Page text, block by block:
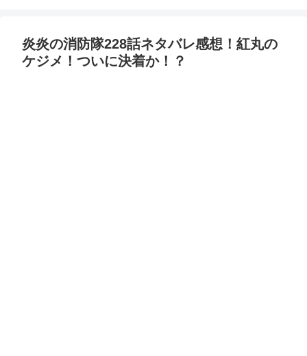
炎炎の消防隊228話ネタバレ感想！紅丸の
ケジメ！ついに決着か！？